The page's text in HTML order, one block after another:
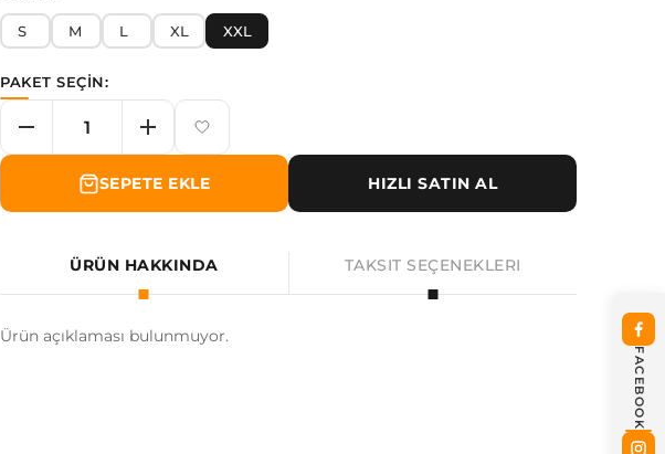
S M L XL XXL
PAKET SEÇİN:
SEPETE EKLE HIZLI SATIN AL
ÜRÜN HAKKINDA TAKSIT SEÇENEKLERI
Ürün açıklaması bulunmuyor.
FACEBOOK